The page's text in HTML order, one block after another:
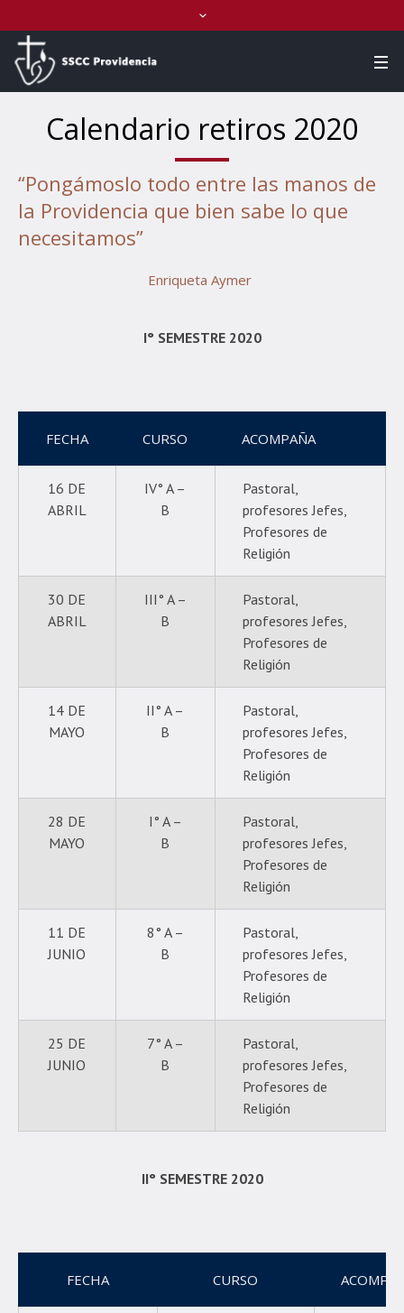
Calendario retiros 2020
“Pongámoslo todo entre las manos de
la Providencia que bien sabe lo que
necesitamos”
Enriqueta Aymer
I° SEMESTRE 2020
FECHA CURSO ACOMPAÑA
16 DE
ABRIL
IV° A –
B
Pastoral,
profesores Jefes,
Profesores de
Religión
30 DE
ABRIL
III° A –
B
Pastoral,
profesores Jefes,
Profesores de
Religión
14 DE
MAYO
II° A –
B
Pastoral,
profesores Jefes,
Profesores de
Religión
28 DE
MAYO
I° A –
B
Pastoral,
profesores Jefes,
Profesores de
Religión
11 DE
JUNIO
8° A –
B
Pastoral,
profesores Jefes,
Profesores de
Religión
25 DE
JUNIO
7° A –
B
Pastoral,
profesores Jefes,
Profesores de
Religión
II° SEMESTRE 2020
FECHA CURSO